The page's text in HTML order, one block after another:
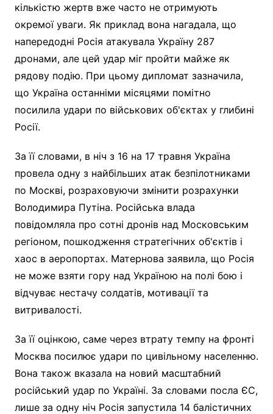
кількістю жертв вже часто не отримують
окремої уваги. Як приклад вона нагадала, що
напередодні Росія атакувала Україну 287
дронами, але цей удар міг пройти майже як
рядову подію. При цьому дипломат зазначила,
що Україна останніми місяцями помітно
посилила удари по військових об'єктах у глибині
Росії.
За її словами, в ніч з 16 на 17 травня Україна
провела одну з найбільших атак безпілотниками
по Москві, розраховуючи змінити розрахунки
Володимира Путіна. Російська влада
повідомляла про сотні дронів над Московським
регіоном, пошкодження стратегічних об'єктів і
хаос в аеропортах. Матернова заявила, що Росія
не може взяти гору над Україною на полі бою і
відчуває нестачу солдатів, мотивації та
витривалості.
За її оцінкою, саме через втрату темпу на фронті
Москва посилює удари по цивільному населенню.
Вона також вказала на новий масштабний
російський удар по Україні. За словами посла ЄС,
лише за одну ніч Росія запустила 14 балістичних